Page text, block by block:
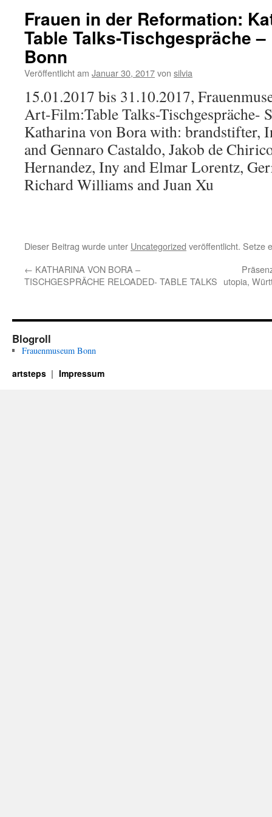
Frauen in der Reformation:
Table Talks-Tischgespräche
Bonn
Veröffentlicht am Januar 30, 2017von silvia
15.01.2017 bis 31.10.2017,
Art-Film:Table Talks-Tischgespräche-
Katharina von Bora with: brandstifter,
and Gennaro Castaldo, Jakob de
Hernandez, Iny and Elmar Lorentz,
Richard Williams and Juan Xu
Dieser Beitrag wurde unter Uncategorized veröffentlicht. Setze
← KATHARINA VON BORA –
TISCHGESPRÄCHE RELOADED- TABLE TALKS utopia,
Blogroll
Frauenmuseum Bonn
artsteps Impressum